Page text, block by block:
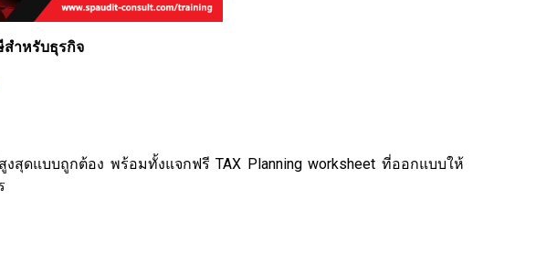
สำหรับธุรกิจ
ดแบบถูกต้อง พร้อมทั้งแจกฟรี TAX Planning worksheet ที่ออกแบบให้